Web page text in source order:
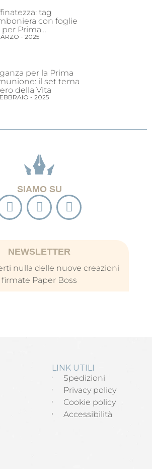
tag
con foglie
per Prima
- 2025
per la Prima
il set tema
della Vita
- 2025
SIAMO SU
NEWSLETTER
nulla delle nuove creazioni
firmate Paper Boss
LINK UTILI
Spedizioni
Privacy policy
Cookie policy
Accessibilità